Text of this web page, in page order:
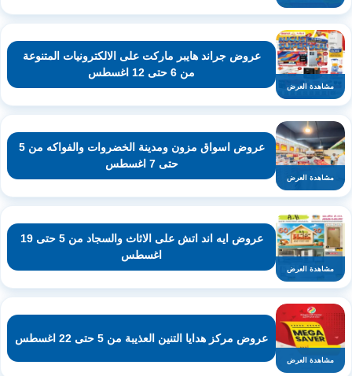
مشاهدة العرض
عروض جراند هايبر ماركت على الالكترونيات المتنوعة
من 6 حتى 12 اغسطس
مشاهدة العرض
عروض اسواق مزون ومدينة الخضروات والفواكه من 5
حتى 7 اغسطس
مشاهدة العرض
عروض ايه اند اتش على الاثاث والسجاد من 5 حتى 19
اغسطس
مشاهدة العرض
عروض مركز هدايا التنين العذيبة من 5 حتى 22 اغسطس